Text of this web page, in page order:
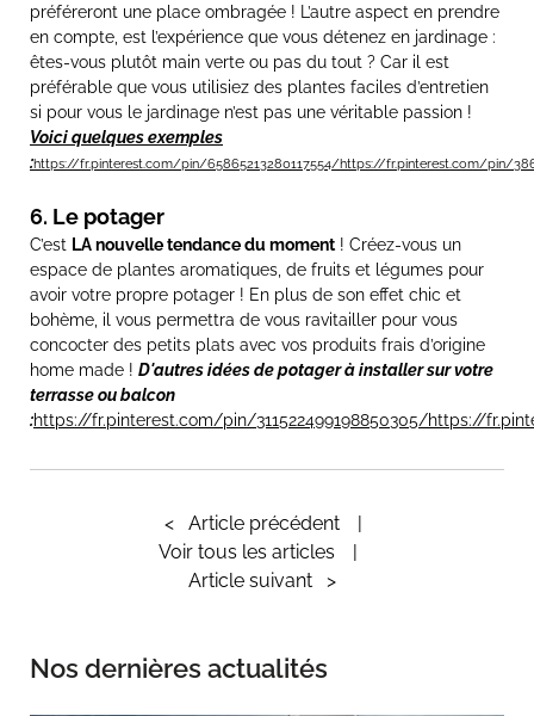
préféreront une place ombragée ! L’autre aspect en prendre
en compte, est l’expérience que vous détenez en jardinage :
êtes-vous plutôt main verte ou pas du tout ? Car il est
préférable que vous utilisiez des plantes faciles d’entretien
si pour vous le jardinage n’est pas une véritable passion !
Voici quelques exemples
:https://fr.pinterest.com/pin/65865213280117554/https://fr.pinterest.com/pin/
6. Le potager
C’est LA nouvelle tendance du moment ! Créez-vous un
espace de plantes aromatiques, de fruits et légumes pour
avoir votre propre potager ! En plus de son effet chic et
bohème, il vous permettra de vous ravitailler pour vous
concocter des petits plats avec vos produits frais d’origine
home made ! D'autres idées de potager à installer sur votre
terrasse ou balcon
:https://fr.pinterest.com/pin/311522499198850305/https://
<
Article précédent
Voir tous les articles
Article suivant
>
Nos dernières actualités